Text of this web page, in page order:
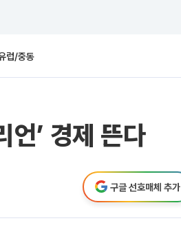
럽/중동
언’ 경제 뜬다
구글 선호매체 추가